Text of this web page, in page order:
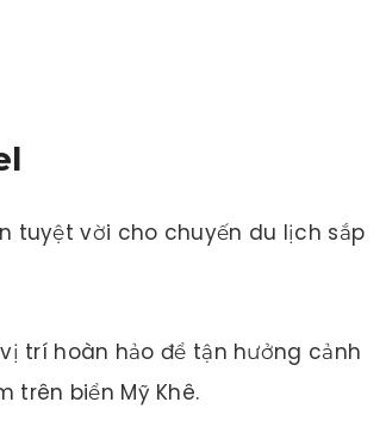
tuyệt vời cho chuyến du lịch sắp
trí hoàn hảo để tận hưởng cảnh
trên biển Mỹ Khê.